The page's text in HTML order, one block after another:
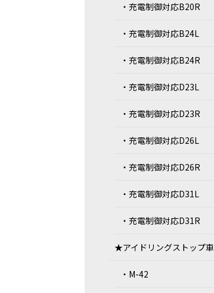
・充電制御対応B20R
・充電制御対応B24L
・充電制御対応B24R
・充電制御対応D23L
・充電制御対応D23R
・充電制御対応D26L
・充電制御対応D26R
・充電制御対応D31L
・充電制御対応D31R
★アイドリングストップ車
・M-42